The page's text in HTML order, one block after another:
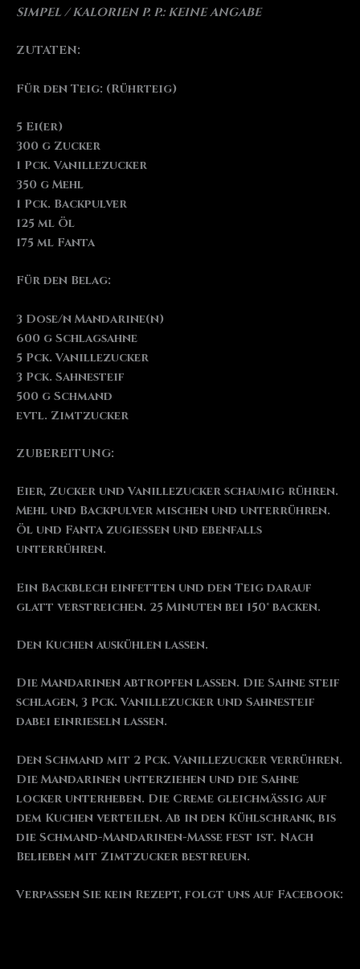
SIMPEL / KALORIEN P. P.: KEINE ANGABE
ZUTATEN:
Für den Teig: (Rührteig)
5 Ei(er)
300 g Zucker
1 Pck. Vanillezucker
350 g Mehl
1 Pck. Backpulver
125 ml Öl
175 ml Fanta
Für den Belag:
3 Dose/n Mandarine(n)
600 g Schlagsahne
5 Pck. Vanillezucker
3 Pck. Sahnesteif
500 g Schmand
evtl. Zimtzucker
ZUBEREITUNG:
Eier, Zucker und Vanillezucker schaumig rühren.
Mehl und Backpulver mischen und unterrühren.
Öl und Fanta zugießen und ebenfalls
unterrühren.
Ein Backblech einfetten und den Teig darauf
glatt verstreichen. 25 Minuten bei 150° backen.
Den Kuchen auskühlen lassen.
Die Mandarinen abtropfen lassen. Die Sahne steif
schlagen, 3 Pck. Vanillezucker und Sahnesteif
dabei einrieseln lassen.
Den Schmand mit 2 Pck. Vanillezucker verrühren.
Die Mandarinen unterziehen und die Sahne
locker unterheben. Die Creme gleichmäßig auf
dem Kuchen verteilen. Ab in den Kühlschrank, bis
die Schmand-Mandarinen-Masse fest ist. Nach
Belieben mit Zimtzucker bestreuen.
Verpassen Sie kein Rezept, folgt uns auf Facebook: